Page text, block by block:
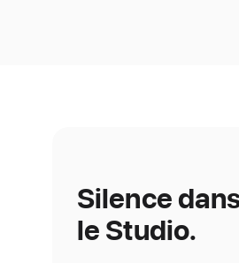
Silence
le Studio.